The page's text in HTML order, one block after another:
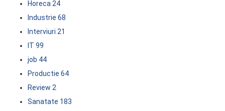
Horeca 24
Industrie 68
Interviuri 21
IT 99
job 44
Productie 64
Review 2
Sanatate 183